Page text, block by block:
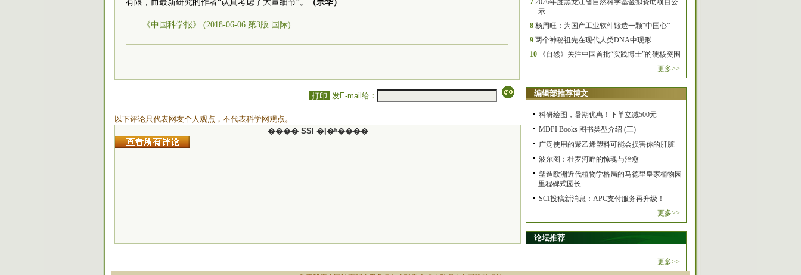
有限，而最新研究的作者“认真考虑了大量细节”。
（宗华）
《中国科学报》 (2018-06-06 第3版 国际)
打印 发E-mail给：
以下评论只代表网友个人观点，不代表科学网观点。
���� SSI �ļ�ʱ����
7 2026年度黑龙江省自然科学基金拟资助项目公
示
8 杨周旺：为国产工业软件锻造一颗“中国心”
9 两个神秘祖先在现代人类DNA中现形
10
《自然》关注中国首批“实践博士”的硬核突围
更多>>
编辑部推荐博文
科研绘图，暑期优惠！下单立减500元
MDPI Books 图书类型介绍 (三)
广泛使用的聚乙烯塑料可能会损害你的肝脏
波尔图：杜罗河畔的惊魂与治愈
塑造欧洲近代植物学格局的马德里皇家植物园
里程碑式园长
SCI投稿新消息：APC支付服务再升级！
更多>>
论坛推荐
更多>>